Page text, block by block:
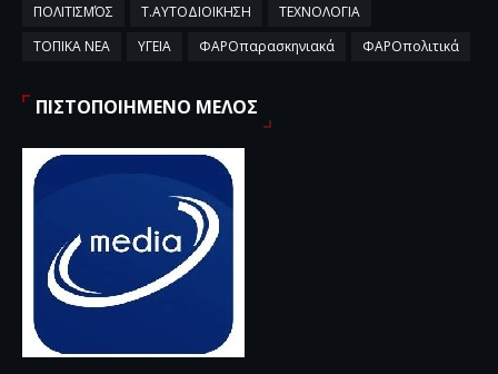
ΠΟΛΙΤΙΣΜΌΣ
Τ.ΑΥΤΟΔΙΟΙΚΗΣΗ
ΤΕΧΝΟΛΟΓΙΑ
ΤΟΠΙΚΑ ΝΕΑ
ΥΓΕΙΑ ΦΑΡΟπαρασκηνιακά ΦΑΡΟπολιτικά
ΠΙΣΤΟΠΟΙΗΜΕΝΟ ΜΕΛΟΣ